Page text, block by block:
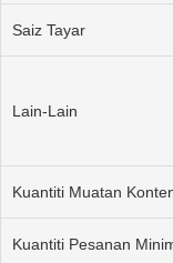
Saiz Tayar
Lain-Lain
Kuantiti Muatan
Kuantiti Pesanan